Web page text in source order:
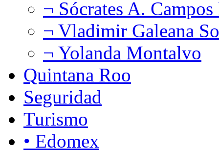
¬ Sócrates A.
¬ Vladimir Galeana
¬ Yolanda Montalvo
Quintana Roo
Seguridad
Turismo
• Edomex